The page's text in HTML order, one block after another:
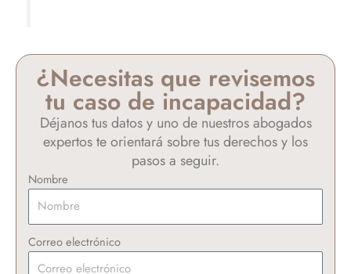
¿Necesitas que revisemos
tu caso de incapacidad?
Déjanos tus datos y uno de nuestros abogados
expertos te orientará sobre tus derechos y los
pasos a seguir.
Nombre
Correo electrónico